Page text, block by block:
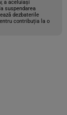
a aceluiași
suspendarea
dezbaterile
contribuția la o